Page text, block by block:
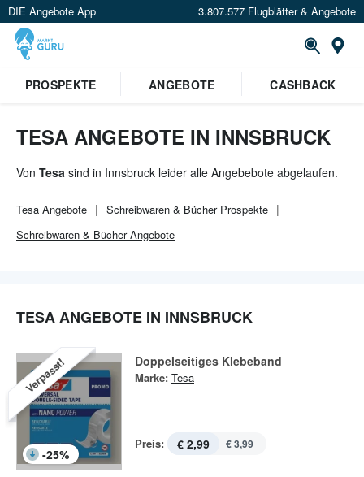
DIE Angebote App 3.807.577 Flugblätter & Angebote
PROSPEKTE
ANGEBOTE CASHBACK
TESA ANGEBOTE IN INNSBRUCK
Von Tesa sind in Innsbruck leider alle Angebebote abgelaufen.
Tesa Angebote Schreibwaren & BücherProspekte
Schreibwaren & BücherAngebote
TESA ANGEBOTE IN INNSBRUCK
Verpasst!
-25%
Doppelseitiges Klebeband
Marke: Tesa
Preis: € 2,99 € 3,99